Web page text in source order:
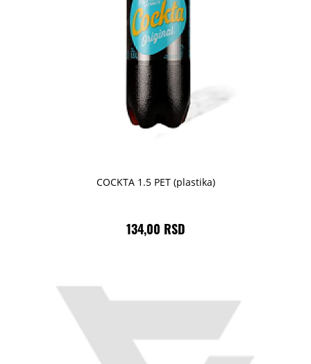
COCKTA 1.5 PET (plastika)
134,00 RSD